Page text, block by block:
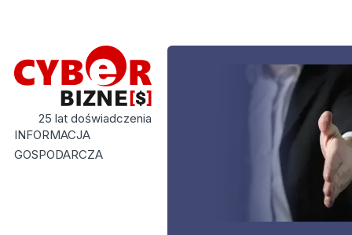
25 lat doświadczenia
INFORMACJA
GOSPODARCZA